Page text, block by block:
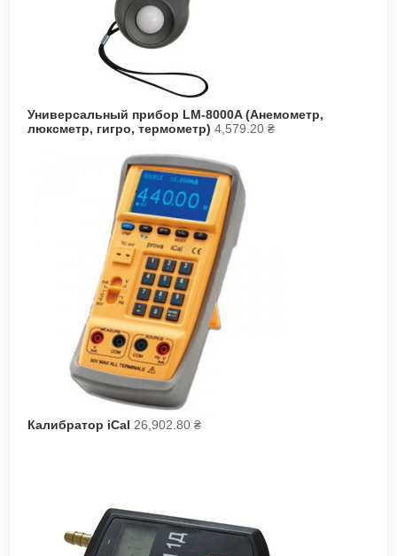
Универсальный прибор LM-8000A (Анемометр,
люксметр, гигро, термометр) 4,579.20 ₴
Калибратор iCal 26,902.80 ₴